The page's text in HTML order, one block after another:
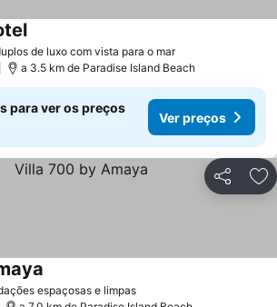
de luxo com vista para o mar
a 3.5 km de Paradise Island Beach
para ver os preços
Ver preços
Partilhar
espaçosas e limpas